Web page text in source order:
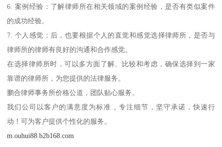
6. 案例经验：了解律师所在相关领域的案例经验，是否有类似案件
的成功经验。
7. 个人感觉：后，也要根据个人的直觉和感觉选择律师所，是否与
律师所的律师有良好的沟通和合作感觉。
在选择律师所时，可以多方面了解、比较和考虑，确保选择到一家
靠谱的律师所，为您提供的法律服务。
鹏合律师事务所价格公道，团队贴心服务。
我们公司以客户的满意度为标准，专注细节，坚守承诺，快速行
动！可为客户提供个性化的服务。
m.ouhui88.b2b168.com